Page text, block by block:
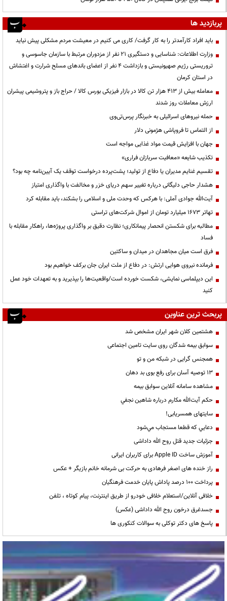
پربازدید ها
باید افراد کارآمدتر را به کار گرفت/ کاری می کنیم در معیشت مردم مشکلی پیش نیاید
وزارت اطلاعات: شناسایی و دستگیری ۲۱ نفر از مزدوران مرتبط با سازمان جاسوسی و
تروریستی رژیم صهیونیستی و بازداشت ۴ نفر از اعضای باندهای مسلح شرارت و اغتشاش
در استان کرمان
معامله بیش از ۴۱۳ هزار تن کالا در بازار فیزیکی بورس کالا / حراج باز و پتروشیمی پیشران
ارزش معاملات روز شدند
حمله نیروهای اسرائیلی به خبرنگار پرس‌تی‌وی
از التماس تا فروپاشی هژمونی دلار
جهان با افزایش قیمت مواد غذایی مواجه است
تکذیب شایعه «معافیت سربازان فراری»
تقسیم غنایم مدیران یا دفاع از تولید؛ پشت‌پرده درخواست توقف یک آیین‌نامه چه بود؟
هشدار حاجی دلیگانی درباره تغییر سهم دریای خزر و مخالفت با واگذاری امتیاز
آیت‌الله جوادی آملی: با هرکس که وحدت ملی و اسلامی را بشکند، باید مقابله کرد
تهاتر ۱۶۷۳ میلیارد تومان از اموال شرکت‌های تراستی
مطالبه برای شکستن انحصار پیمانکاری؛ نظارت دقیق بر واگذاری پروژه‌ها، راهکار مقابله با
فساد
فرق است میان مجاهدان در میدان و ساکتین
فرمانده نیروی هوایی ارتش: در دفاع از ملت ایران جان برکف خواهیم بود
این دیپلماسی نمایشی، شکست خورده است/واقعیت‌ها را بپذیرید و به تعهدات خود عمل
کنید
پربحث ترین عناوین
هشتمین کلان شهر ایران مشخص شد
سوابق بیمه شدگان روی سایت تامین اجتماعی
همجنس گرایی در شبکه من و تو
13 توصیه آسان برای رفع بوی بد دهان
مشاهده سامانه آنلاين سوابق بیمه
حكم آيت‌الله مكارم درباره شاهين نجفي
سایتهای همسریابی!
دعايي كه قطعا مستجاب مي‌شود
جزئیات جدید قتل روح الله داداشی
آموزش ساخت Apple ID برای کاربران ایرانی
راز خنده های اصغر فرهادی به حرکت بی شرمانه خانم بازیگر + عکس
پرداخت ۱۰۰ درصد پاداش پایان خدمت فرهنگیان
خلافی آنلاین/استعلام خلافی خودرو از طریق اینترنت، پیام کوتاه ، تلفن
جسدغرق درخون روح الله داداشی (عکس)
پاسخ های دکتر توکلی به سوالات کنکوری ها